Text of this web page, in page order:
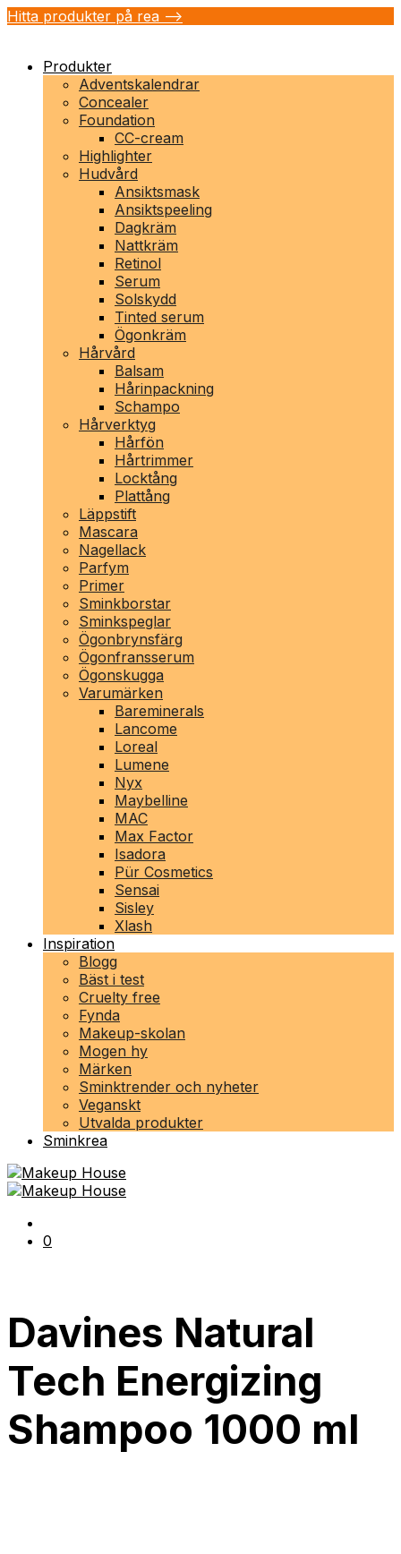
Hitta produkter på rea -->
Produkter
Adventskalendrar
Concealer
Foundation
CC-cream
Highlighter
Hudvård
Ansiktsmask
Ansiktspeeling
Dagkräm
Nattkräm
Retinol
Serum
Solskydd
Tinted serum
Ögonkräm
Hårvård
Balsam
Hårinpackning
Schampo
Hårverktyg
Hårfön
Hårtrimmer
Locktång
Plattång
Läppstift
Mascara
Nagellack
Parfym
Primer
Sminkborstar
Sminkspeglar
Ögonbrynsfärg
Ögonfransserum
Ögonskugga
Varumärken
Bareminerals
Lancome
Loreal
Lumene
Nyx
Maybelline
MAC
Max Factor
Isadora
Pür Cosmetics
Sensai
Sisley
Xlash
Inspiration
Blogg
Bäst i test
Cruelty free
Fynda
Makeup-skolan
Mogen hy
Märken
Sminktrender och nyheter
Veganskt
Utvalda produkter
Sminkrea
0
Davines Natural
Tech Energizing
Shampoo 1000 ml